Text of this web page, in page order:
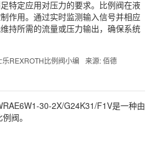
特定应用对压力的要求。比例阀在液
作用。通过实时监测输入信号并相应
持所需的流量或压力输出，确保系统
乐REXROTH比例阀小编 来源: 佰德
30-2X/G24K31/F1V是一种由
阀。